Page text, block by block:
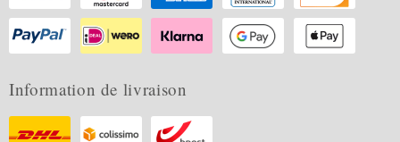
Information de livraison